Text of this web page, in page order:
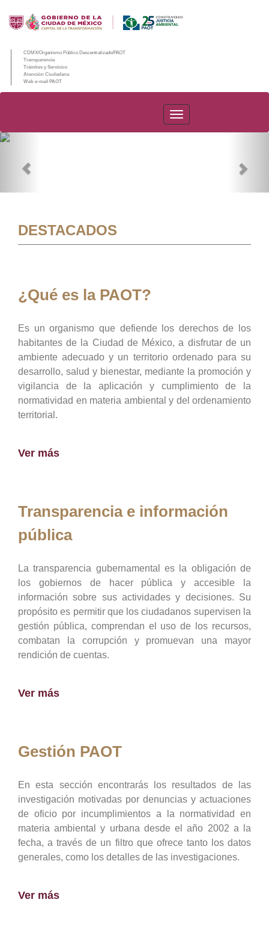
CDMX/Organismo Público Descentralizado/PAOT
Transparencia
Trámites y Servicios
Atención Ciudadana
Web e-mail PAOT
PAOT
DESTACADOS
¿Qué es la PAOT?
Es un organismo que defiende los derechos de los
habitantes de la Ciudad de México, a disfrutar de un
ambiente adecuado y un territorio ordenado para su
desarrollo, salud y bienestar, mediante la promoción y
vigilancia de la aplicación y cumplimiento de la
normatividad en materia ambiental y del ordenamiento
territorial.
Ver más
Transparencia e información
pública
La transparencia gubernamental es la obligación de
los gobiernos de hacer pública y accesible la
información sobre sus actividades y decisiones. Su
propósito es permitir que los ciudadanos supervisen la
gestión pública, comprendan el uso de los recursos,
combatan la corrupción y promuevan una mayor
rendición de cuentas.
Ver más
Gestión PAOT
En esta sección encontrarás los resultados de las
investigación motivadas por denuncias y actuaciones
de oficio por incumplimientos a la normatividad en
materia ambiental y urbana desde el año 2002 a la
fecha, a través de un filtro que ofrece tanto los datos
generales, como los detalles de las investigaciones.
Ver más